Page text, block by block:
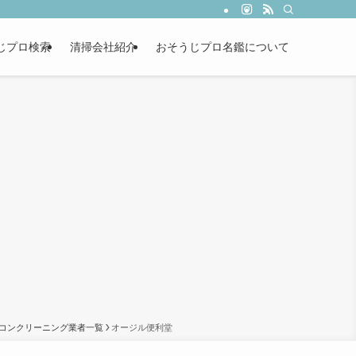
プロ検索 清掃会社紹介 おそうじプロ名鑑について
ンクリーニング業者一覧 オージル便利堂